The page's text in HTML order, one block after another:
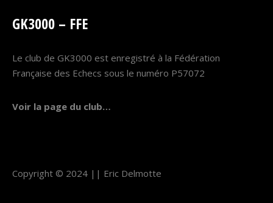
GK3000 – FFE
Le club de GK3000 est enregistré à la Fédération
Française des Echecs sous le numéro P57072
Voir la page du club…
Copyright © 2024 || Eric Delmotte